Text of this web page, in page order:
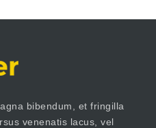
bibendum, et fringilla
venenatis lacus, vel